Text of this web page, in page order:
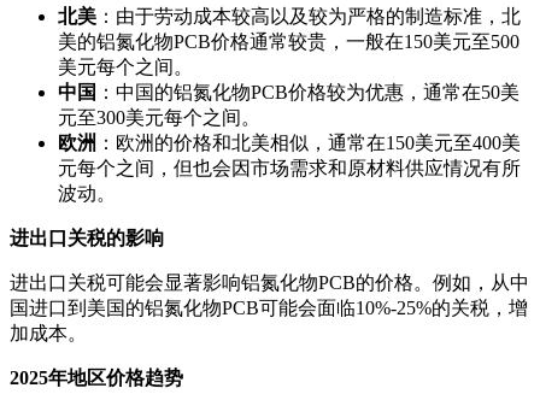
北美 ：由于劳动成本较高以及较为严格的制造标准，北
美的铝氮化物PCB价格通常较贵，一般在150美元至500
美元每个之间。
中国 ：中国的铝氮化物PCB价格较为优惠，通常在50美
元至300美元每个之间。
欧洲 ：欧洲的价格和北美相似，通常在150美元至400美
元每个之间，但也会因市场需求和原材料供应情况有所
波动。
进出口关税的影响
进出口关税可能会显著影响铝氮化物PCB的价格。例如，从中
国进口到美国的铝氮化物PCB可能会面临10%-25%的关税，增
加成本。
2025年地区价格趋势